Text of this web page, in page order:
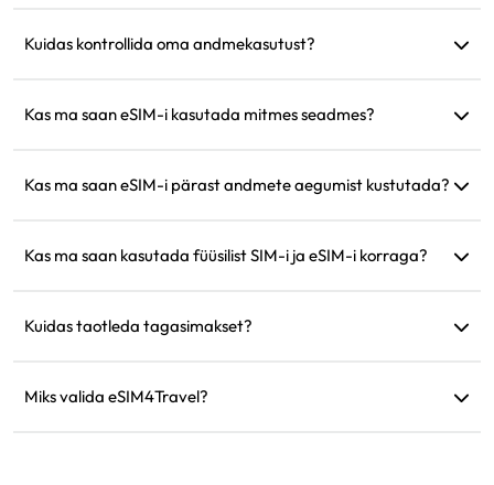
saaksite seda kohe saabumisel kasutada.
Kuidas kontrollida oma andmekasutust?
'Minu eSIM'.
Kas ma saan eSIM-i kasutada mitmes seadmes?
Ülekannete jaoks võtke ühendust klienditoega.
Kas ma saan eSIM-i pärast andmete aegumist kustutada?
samasse piirkonda juurde laadida.
Kas ma saan kasutada füüsilist SIM-i ja eSIM-i korraga?
füüsilise SIM-i täiendavaid rändlustasusid.
Kuidas taotleda tagasimakset?
tehnilised probleemid, saate taotleda tagasimakset.
Miks valida eSIM4Travel?